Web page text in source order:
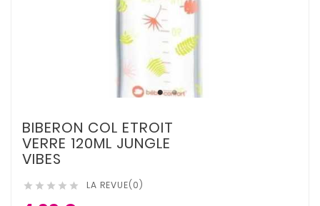
BIBERON COL ETROIT
VERRE 120ML JUNGLE
VIBES
     LA REVUE(0)